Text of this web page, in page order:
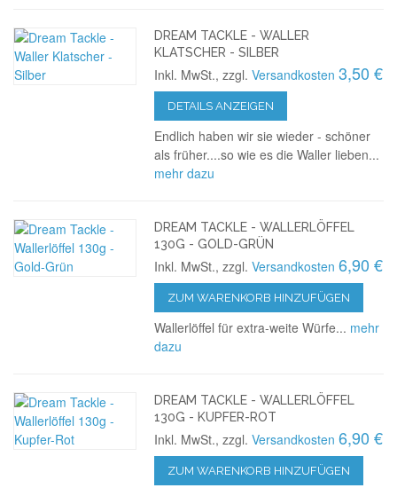
DREAM TACKLE - WALLER
KLATSCHER - SILBER
Inkl. MwSt., zzgl.Versandkosten 3,50 €
DETAILS ANZEIGEN
Endlich haben wir sie wieder - schöner
als früher....so wie es die Waller lieben...
mehr dazu
DREAM TACKLE - WALLERLÖFFEL
130G - GOLD-GRÜN
Inkl. MwSt., zzgl.Versandkosten 6,90 €
ZUM WARENKORB HINZUFÜGEN
Wallerlöffel für extra-weite Würfe... mehr
dazu
DREAM TACKLE - WALLERLÖFFEL
130G - KUPFER-ROT
Inkl. MwSt., zzgl.Versandkosten 6,90 €
ZUM WARENKORB HINZUFÜGEN